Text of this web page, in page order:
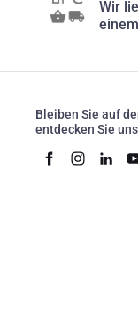
Wir
Bleiben Sie auf
entdecken Sie